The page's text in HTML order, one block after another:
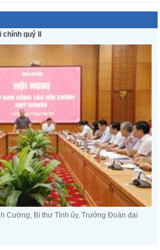
chính quý II
Cường, Bí thư Tỉnh ủy, Trưởng Đoàn đại